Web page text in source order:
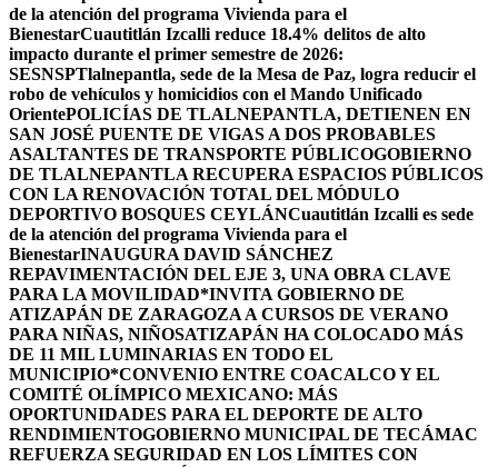
de la atención del programa Vivienda para el
BienestarCuautitlán Izcalli reduce 18.4% delitos de alto
impacto durante el primer semestre de 2026:
SESNSPTlalnepantla, sede de la Mesa de Paz, logra reducir el
robo de vehículos y homicidios con el Mando Unificado
OrientePOLICÍAS DE TLALNEPANTLA, ​DETIENEN EN
SAN JOSÉ PUENTE DE VIGAS A DOS PROBABLES
ASALTANTES DE TRANSPORTE PÚBLICOGOBIERNO
DE TLALNEPANTLA RECUPERA ESPACIOS PÚBLICOS
CON LA RENOVACIÓN TOTAL DEL MÓDULO
DEPORTIVO BOSQUES CEYLÁNCuautitlán Izcalli es sede
de la atención del programa Vivienda para el
BienestarINAUGURA DAVID SÁNCHEZ
REPAVIMENTACIÓN DEL EJE 3, UNA OBRA CLAVE
PARA LA MOVILIDAD*INVITA GOBIERNO DE
ATIZAPÁN DE ZARAGOZA A CURSOS DE VERANO
PARA NIÑAS, NIÑOSATIZAPÁN HA COLOCADO MÁS
DE 11 MIL LUMINARIAS EN TODO EL
MUNICIPIO*CONVENIO ENTRE COACALCO Y EL
COMITÉ OLÍMPICO MEXICANO: MÁS
OPORTUNIDADES PARA EL DEPORTE DE ALTO
RENDIMIENTOGOBIERNO MUNICIPAL DE TECÁMAC
REFUERZA SEGURIDAD EN LOS LÍMITES CON